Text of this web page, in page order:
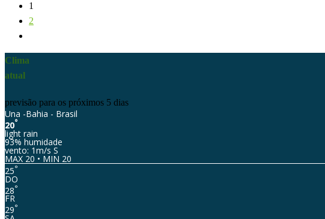
1
2
Clima
atual
previsão para os próximos 5 dias
Una -Bahia - Brasil
20°
light rain
93% humidade
vento: 1m/s S
MAX 20 • MIN 20
25°
DO
28°
FR
29°